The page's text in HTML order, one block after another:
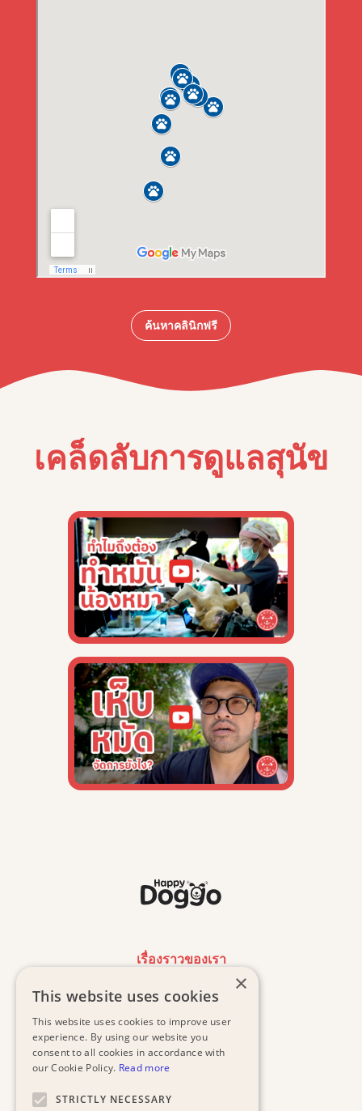
ค้นหาคลินิกฟรี
เคล็ดลับการดูแลสุนัข
เรื่องราวของเรา
งานของเรา
น้องหมาที่รอการรับเลี้ยง
ค้นหาคลินิกฟรี
×
This website uses cookies
This website uses cookies to improve user
experience. By using our website you
consent to all cookies in accordance with
our Cookie Policy. Read more
STRICTLY NECESSARY